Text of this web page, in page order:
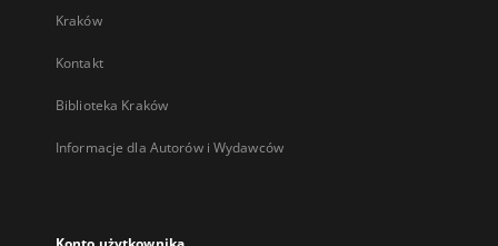
Kraków
Kontakt
Biblioteka Kraków
Informacje dla Autorów i Wydawców